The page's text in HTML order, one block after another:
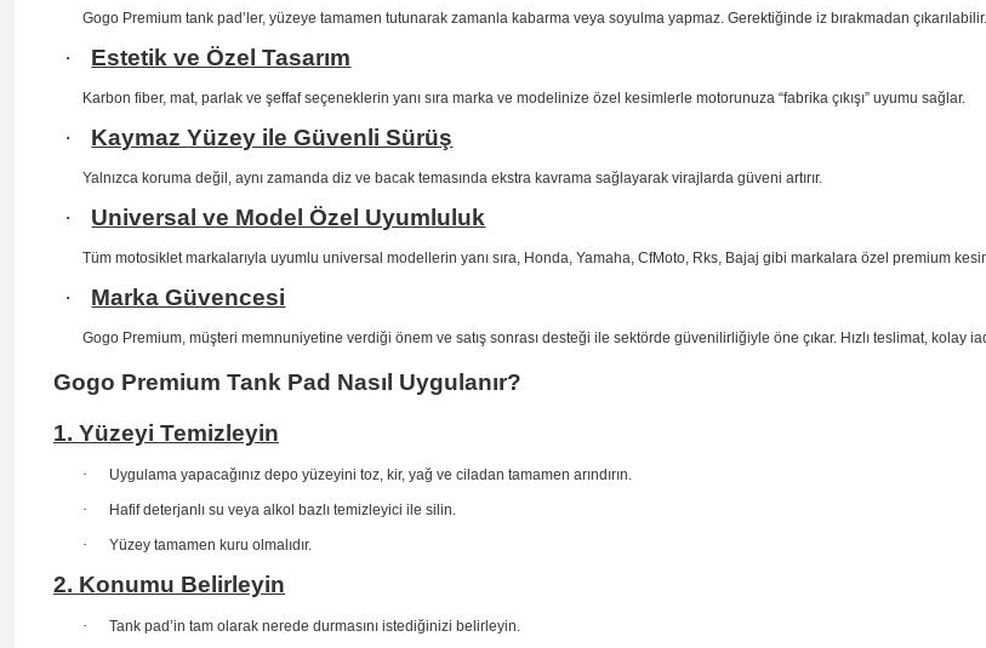
Gogo Premium tank pad’ler, yüzeye tamamen tutunarak zamanla kabarma veya soyulma yapmaz. Gerektiğinde iz bırakmadan çıkarılabilir.
· Estetik ve Özel Tasarım
Karbon fiber, mat, parlak ve şeffaf seçeneklerin yanı sıra marka ve modelinize özel kesimlerle motorunuza “fabrika çıkışı” uyumu sağlar.
· Kaymaz Yüzey ile Güvenli Sürüş
Yalnızca koruma değil, aynı zamanda diz ve bacak temasında ekstra kavrama sağlayarak virajlarda güveni artırır.
· Universal ve Model Özel Uyumluluk
Tüm motosiklet markalarıyla uyumlu universal modellerin yanı sıra, Honda, Yamaha, CfMoto, Rks, Bajaj gibi markalara özel premium
· Marka Güvencesi
Gogo Premium, müşteri memnuniyetine verdiği önem ve satış sonrası desteği ile sektörde güvenilirliğiyle öne çıkar. Hızlı teslimat, kolay
Gogo Premium Tank Pad Nasıl Uygulanır?
1. Yüzeyi Temizleyin
· Uygulama yapacağınız depo yüzeyini toz, kir, yağ ve ciladan tamamen arındırın.
· Hafif deterjanlı su veya alkol bazlı temizleyici ile silin.
· Yüzey tamamen kuru olmalıdır.
2. Konumu Belirleyin
· Tank pad’in tam olarak nerede durmasını istediğinizi belirleyin.